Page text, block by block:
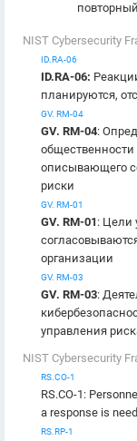
NIST Cybersecurity
ID.RA-06
ID.RA-06:
планируются,
GV. RM-04
GV. RM-04:
общественности
описывающего
риски
GV. RM-01
GV. RM-01 : Цели
организации
GV. RM-03
GV. RM-03:
управления
NIST Cybersecurity
RS.CO-1
RS.CO-1:
a response is
RS.RP-1